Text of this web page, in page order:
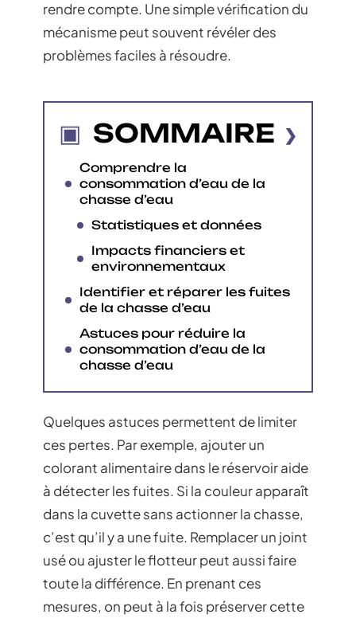
rendre compte. Une simple vérification du
mécanisme peut souvent révéler des
problèmes faciles à résoudre.
SOMMAIRE
Comprendre la
consommation d’eau de la
chasse d’eau
Statistiques et données
Impacts financiers et
environnementaux
Identifier et réparer les fuites
de la chasse d’eau
Astuces pour réduire la
consommation d’eau de la
chasse d’eau
Quelques astuces permettent de limiter
ces pertes. Par exemple, ajouter un
colorant alimentaire dans le réservoir aide
à détecter les fuites. Si la couleur apparaît
dans la cuvette sans actionner la chasse,
c’est qu’il y a une fuite. Remplacer un joint
usé ou ajuster le flotteur peut aussi faire
toute la différence. En prenant ces
mesures, on peut à la fois préserver cette